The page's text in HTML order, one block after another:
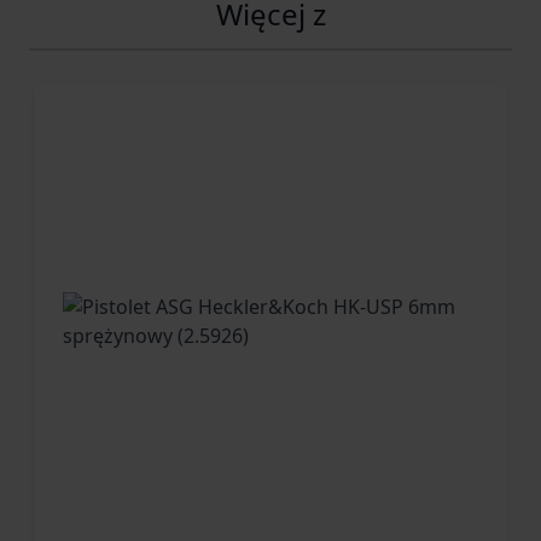
umożliwia standardowy osadzony klips z
Typ blokady ostrza AXIS® Lock
Typ noża; składany
Więcej z